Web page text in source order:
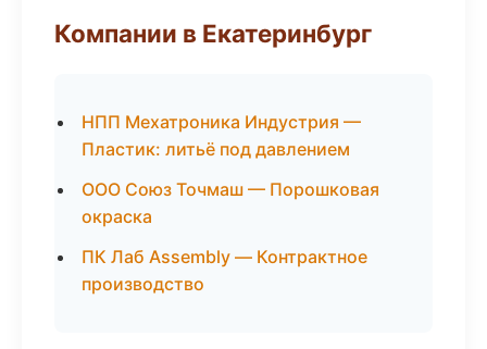
Компании в Екатеринбург
НПП Мехатроника Индустрия —
Пластик: литьё под давлением
ООО Союз Точмаш — Порошковая
окраска
ПК Лаб Assembly — Контрактное
производство